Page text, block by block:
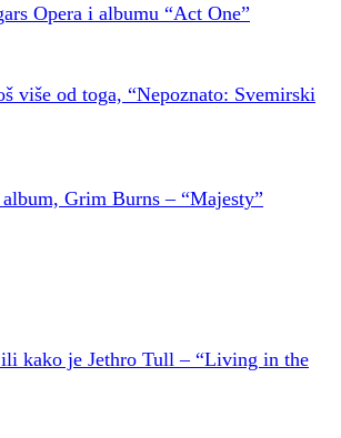
Opera i albumu “Act One”
više od toga, “Nepoznato: Svemirski
Grim Burns – “Majesty”
kako je Jethro Tull – “Living in the